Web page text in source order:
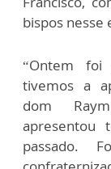
bispos nesse
“Ontem
tivemos a
dom
apresentou
passado.